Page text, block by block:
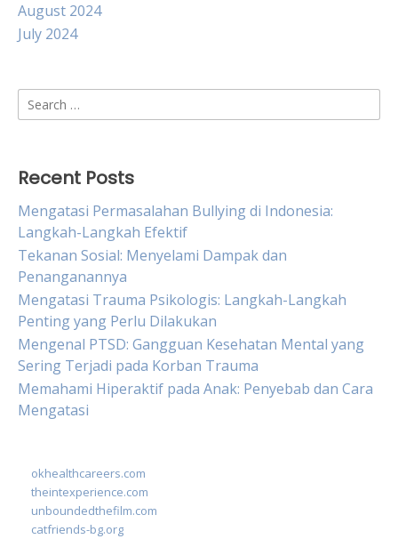
August 2024
July 2024
Search
for:
Recent Posts
Mengatasi Permasalahan Bullying di Indonesia:
Langkah-Langkah Efektif
Tekanan Sosial: Menyelami Dampak dan
Penanganannya
Mengatasi Trauma Psikologis: Langkah-Langkah
Penting yang Perlu Dilakukan
Mengenal PTSD: Gangguan Kesehatan Mental yang
Sering Terjadi pada Korban Trauma
Memahami Hiperaktif pada Anak: Penyebab dan Cara
Mengatasi
okhealthcareers.com
theintexperience.com
unboundedthefilm.com
catfriends-bg.org